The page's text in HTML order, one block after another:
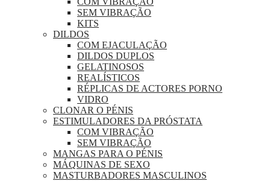
SEM VIBRAÇÃO
KITS
DILDOS
COM EJACULAÇÃO
DILDOS DUPLOS
GELATINOSOS
REALÍSTICOS
RÉPLICAS DE ACTORES PORNO
VIDRO
CLONAR O PÉNIS
ESTIMULADORES DA PRÓSTATA
COM VIBRAÇÃO
SEM VIBRAÇÃO
MANGAS PARA O PÉNIS
MÁQUINAS DE SEXO
MASTURBADORES MASCULINOS